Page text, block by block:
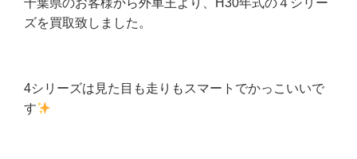
千葉県のお客様から外車王より、H30年式の４シリー
ズを買取致しました。
4シリーズは見た目も走りもスマートでかっこいいで
す